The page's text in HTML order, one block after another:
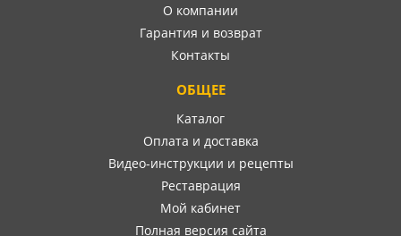
О компании
Гарантия и возврат
Контакты
ОБЩЕЕ
Каталог
Оплата и доставка
Видео-инструкции и рецепты
Реставрация
Мой кабинет
Полная версия сайта